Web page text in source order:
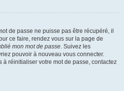
de passe ne puisse pas être récupéré, il
ce faire, rendez vous sur la page de
mon mot de passe. Suivez les
pouvoir à nouveau vous connecter.
à réinitialiser votre mot de passe, contactez